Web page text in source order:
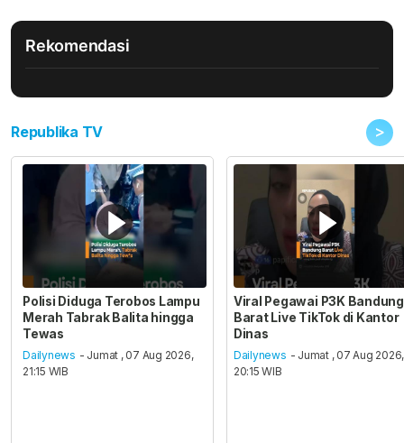
Rekomendasi
Republika TV >
Polisi Diduga Terobos Lampu
Merah Tabrak Balita hingga
Tewas
Dailynews - Jumat , 07 Aug 2026,
21:15 WIB
Viral Pegawai P3K Bandung
Barat Live TikTok di Kantor
Dinas
Dailynews - Jumat , 07 Aug 2026,
20:15 WIB